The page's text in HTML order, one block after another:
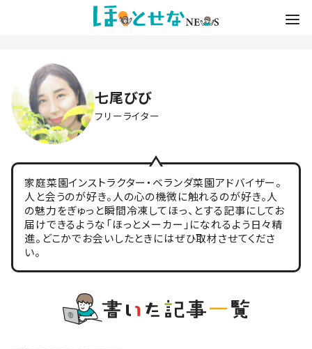
七尾びび
フリーライター
家庭菜園インストラクター・ベランダ菜園アドバイザー。
人と会うのが好き。人の心の機微に触れるのが好き。人
の魅力をぎゅっと瞬間冷凍してほっ、とする記事にしてお
届けできるような「ほっとメーカー」になれるよう日々精
進。どこかでお会いしたときにはぜひ取材させてくださ
い。